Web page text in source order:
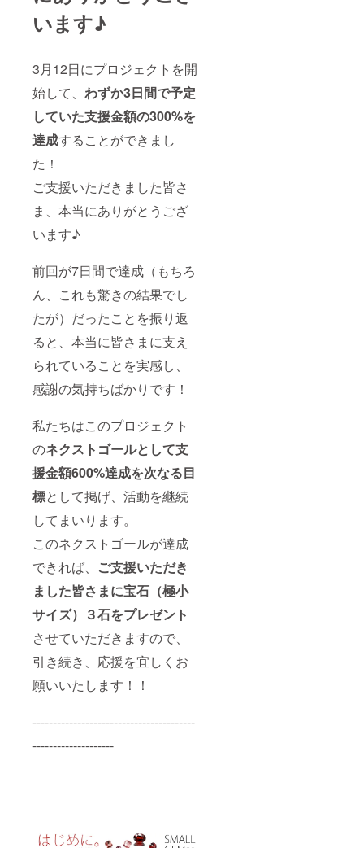
います♪
3月12日にプロジェクトを開
始して、 わずか3日間で予定
していた支援金額の300%を
達成することができまし
た！
ご支援いただきました皆さ
ま、本当にありがとうござ
います♪
前回が7日間で達成（もちろ
ん、これも驚きの結果でし
たが）だったことを振り返
ると、本当に皆さまに支え
られていることを実感し、
感謝の気持ちばかりです！
私たちはこのプロジェクト
のネクストゴールとして支
援金額600%達成を次なる目
標として掲げ、活動を継続
してまいります。
このネクストゴールが達成
できれば、 ご支援いただき
ました皆さまに宝石（極小
サイズ）３石をプレゼント
させていただきますので、
引き続き、応援を宜しくお
願いいたします！！
----------------------------------------
--------------------